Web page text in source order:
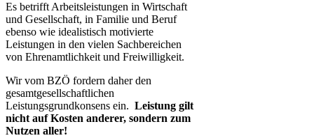
Es betrifft Arbeitsleistungen in Wirtschaft
und Gesellschaft, in Familie und Beruf
ebenso wie idealistisch motivierte
Leistungen in den vielen Sachbereichen
von Ehrenamtlichkeit und Freiwilligkeit.
Wir vom BZÖ fordern daher den
gesamtgesellschaftlichen
Leistungsgrundkonsens ein. ​ Leistung gilt
nicht auf Kosten anderer, sondern zum
Nutzen aller!